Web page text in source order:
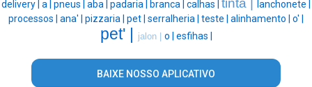
delivery | a | pneus | aba | padaria | branca | calhas | tinta |
lanchonete |
processos | ana' | pizzaria | pet | serralheria | teste | alinhamento | o' |
pet' | jalon | o | esfihas |
BAIXE NOSSO APLICATIVO